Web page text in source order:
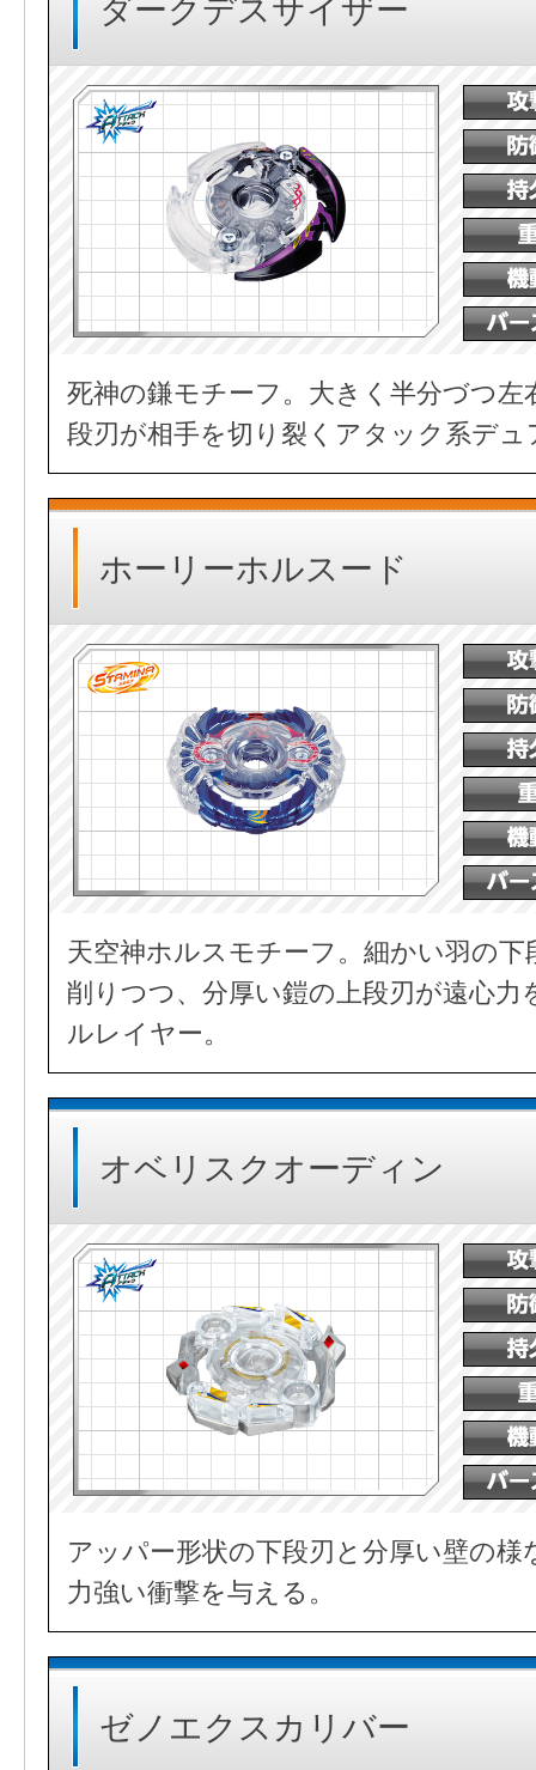
ダークデスサイザー
死神の鎌モチーフ。大きく半分づつ
段刃が相手を切り裂くアタック系デ
ホーリーホルスード
天空神ホルスモチーフ。細かい羽の
削りつつ、分厚い鎧の上段刃が遠心
ルレイヤー。
オベリスクオーディン
アッパー形状の下段刃と分厚い壁の
力強い衝撃を与える。
ゼノエクスカリバー